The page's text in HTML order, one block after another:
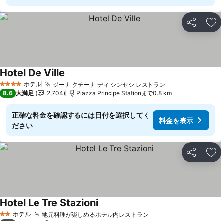
シェア お
4 ホテルのランク
ホテル ジーナ クチーナ ディ シンセシ レストラン
Hotel De Ville
8.6 大満足 2,704 Piazza Principe Stationまで0.8 km
正確な料金を確認するには日付を選択してく
ださい
料金を表示
シェア お
2 ホテルのランク
ホテル 地元料理が楽しめるホテル内レストラン
Hotel Le Tre Stazioni